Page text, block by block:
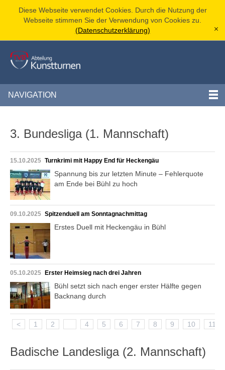
Diese Webseite verwendet Cookies. Durch die Nutzung der
Webseite stimmen Sie der Verwendung von Cookies zu.
(Datenschutzerklärung)
[x]
NAVIGATION
3. Bundesliga (1. Mannschaft)
15.10.2025 Turnkrimi mit Happy End für Heckengäu
Spannung bis zur letzten Minute – Fehlerquote
am Ende bei Bühl zu hoch
09.10.2025 Spitzenduell am Sonntagnachmittag
Erstes Duell mit Heckengäu in Bühl
05.10.2025 Erster Heimsieg nach drei Jahren
Bühl setzt sich nach enger erster Hälfte gegen
Backnang durch
< 1 2 4 5 6 7 8 9 10 11
Badische Landesliga (2. Mannschaft)